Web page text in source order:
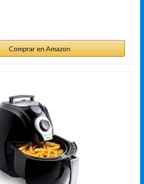
Comprar en Amazon